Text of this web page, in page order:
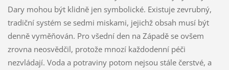
Dary mohou být klidně jen symbolické. Existuje zevrubný,
tradiční systém se sedmi miskami, jejichž obsah musí být
denně vyměňován. Pro všední den na Západě se ovšem
zrovna neosvědčil, protože mnozí každodenní péči
nezvládají. Voda a potraviny potom nejsou stále čerstvé, a